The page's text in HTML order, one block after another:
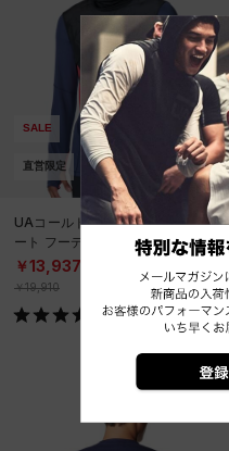
SALE
直営限定
UAコールドウェザー プロ インサレ
ート フーディー（トレーニング/ME
N）
￥13,937
￥19,910